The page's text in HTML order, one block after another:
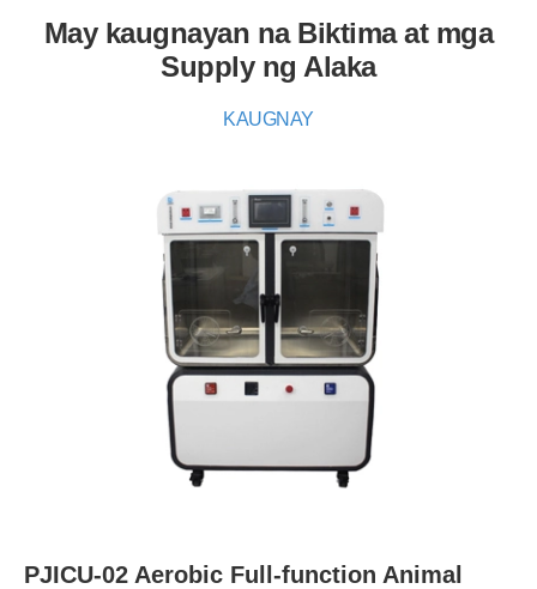
May kaugnayan na Biktima at mga
Supply ng Alaka
KAUGNAY
PJICU-02 Aerobic Full-function Animal